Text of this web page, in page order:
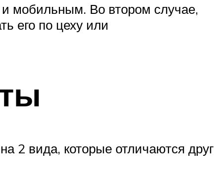
мобильным. Во втором случае,
его по цеху или
2 вида, которые отличаются друг